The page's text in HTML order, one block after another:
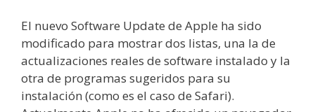
El nuevo Software Update de Apple ha sido
modificado para mostrar dos listas, una la de
actualizaciones reales de software instalado y la
otra de programas sugeridos para su
instalación (como es el caso de Safari).